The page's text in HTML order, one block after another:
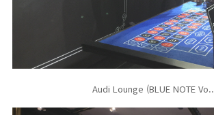
Audi Lounge (BLUE NOTE Vo..